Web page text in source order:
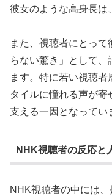
彼女のような高身長は
また、視聴者にとっ
らない驚き」として
ます。特に若い視聴
タイルに憧れる声が
支える一因となってい
NHK視聴者の反応と
NHK視聴者の中には